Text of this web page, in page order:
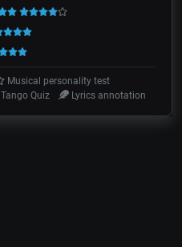
Musical personality test
Tango Quiz Lyrics annotation